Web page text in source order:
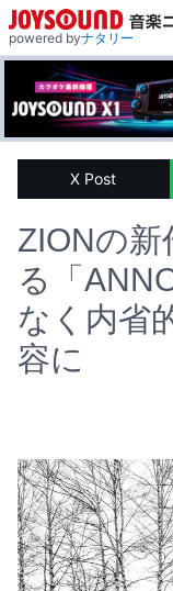
powered byナタリー
X Post
ZIONの新
る「
なく内省
容に